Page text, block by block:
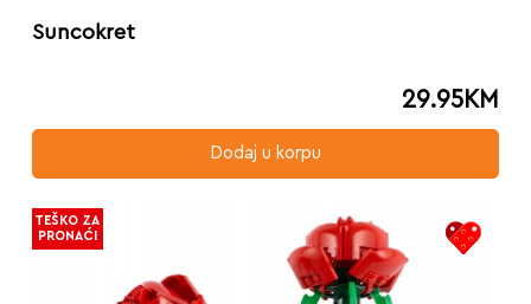
Suncokret
29.95KM
Dodaj u korpu
TEŠKO ZA
PRONAĆI